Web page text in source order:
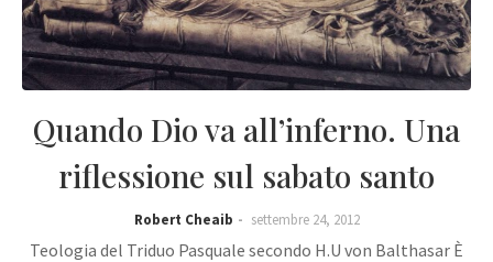
Quando Dio va all’inferno. Una
riflessione sul sabato santo
Robert Cheaib settembre 24, 2012
Teologia del Triduo Pasquale secondo H.U von Balthasar È